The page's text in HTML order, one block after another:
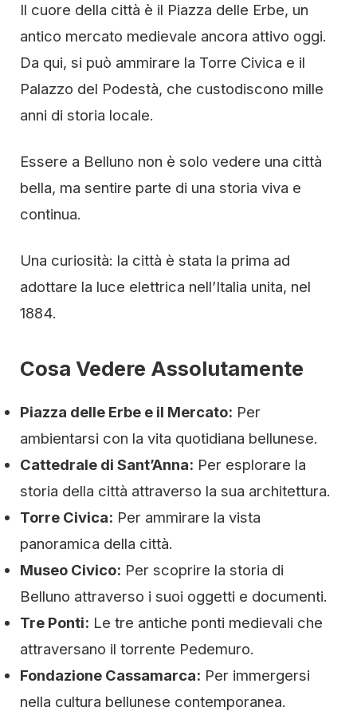
Il cuore della città è il Piazza delle Erbe, un
antico mercato medievale ancora attivo oggi.
Da qui, si può ammirare la Torre Civica e il
Palazzo del Podestà, che custodiscono mille
anni di storia locale.
Essere a Belluno non è solo vedere una città
bella, ma sentire parte di una storia viva e
continua.
Una curiosità: la città è stata la prima ad
adottare la luce elettrica nell’Italia unita, nel
1884.
Cosa Vedere Assolutamente
Piazza delle Erbe e il Mercato: Per
ambientarsi con la vita quotidiana bellunese.
Cattedrale di Sant’Anna: Per esplorare la
storia della città attraverso la sua architettura.
Torre Civica: Per ammirare la vista
panoramica della città.
Museo Civico: Per scoprire la storia di
Belluno attraverso i suoi oggetti e documenti.
Tre Ponti: Le tre antiche ponti medievali che
attraversano il torrente Pedemuro.
Fondazione Cassamarca: Per immergersi
nella cultura bellunese contemporanea.